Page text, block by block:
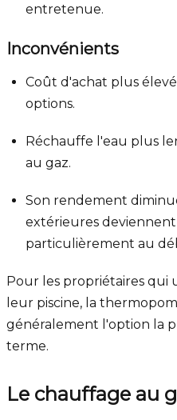
entretenue.
Inconvénients
Coût d'achat plus
options.
Réchauffe l'eau plus
au gaz.
Son rendement
extérieures
particulièrement au
Pour les propriétaires
leur piscine, la
généralement l'option la
terme.
Le chauffage au